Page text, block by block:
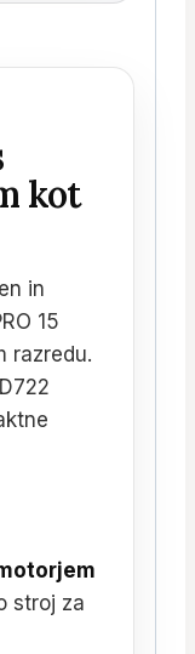
kot
in
15
razredu.
stroj za